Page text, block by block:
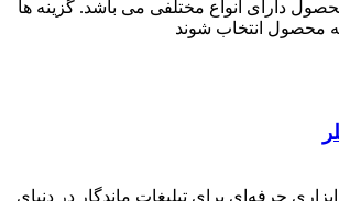
دارای انواع مختلفی می باشد. گزینه ها
انتخاب شوند
حرفه‌ای برای تبلیغات ماندگار در دنیای